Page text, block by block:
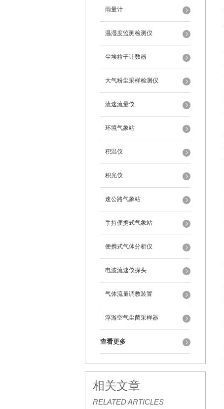
雨量计
温湿度监测检测仪
尘埃粒子计数器
大气粉尘采样检测仪
流速流量仪
环境气象站
积温仪
积光仪
速公路气象站
手持便携式气象站
便携式气体分析仪
电波流速仪探头
气体流量调教装置
浮游空气尘菌采样器
查看更多
相关文章
RELATED ARTICLES